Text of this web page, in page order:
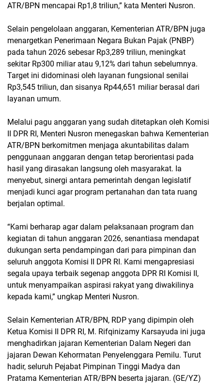
ATR/BPN mencapai Rp1,8 triliun,” kata Menteri Nusron.
Selain pengelolaan anggaran, Kementerian ATR/BPN juga
menargetkan Penerimaan Negara Bukan Pajak (PNBP)
pada tahun 2026 sebesar Rp3,289 triliun, meningkat
sekitar Rp300 miliar atau 9,12% dari tahun sebelumnya.
Target ini didominasi oleh layanan fungsional senilai
Rp3,545 triliun, dan sisanya Rp44,651 miliar berasal dari
layanan umum.
Melalui pagu anggaran yang sudah ditetapkan oleh Komisi
II DPR RI, Menteri Nusron menegaskan bahwa Kementerian
ATR/BPN berkomitmen menjaga akuntabilitas dalam
penggunaan anggaran dengan tetap berorientasi pada
hasil yang dirasakan langsung oleh masyarakat. Ia
menyebut, sinergi antara pemerintah dengan legislatif
menjadi kunci agar program pertanahan dan tata ruang
berjalan optimal.
“Kami berharap agar dalam pelaksanaan program dan
kegiatan di tahun anggaran 2026, senantiasa mendapat
dukungan serta pendampingan dari para pimpinan dan
seluruh anggota Komisi II DPR RI. Kami mengapresiasi
segala upaya terbaik segenap anggota DPR RI Komisi II,
untuk menyampaikan aspirasi rakyat yang diwakilinya
kepada kami,” ungkap Menteri Nusron.
Selain Kementerian ATR/BPN, RDP yang dipimpin oleh
Ketua Komisi II DPR RI, M. Rifqinizamy Karsayuda ini juga
menghadirkan jajaran Kementerian Dalam Negeri dan
jajaran Dewan Kehormatan Penyelenggara Pemilu. Turut
hadir, seluruh Pejabat Pimpinan Tinggi Madya dan
Pratama Kementerian ATR/BPN beserta jajaran. (GE/YZ)